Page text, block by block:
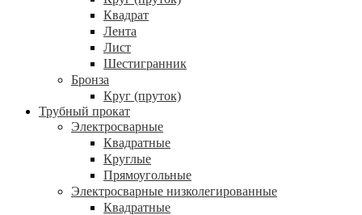
Квадрат
Лента
Лист
Шестигранник
Бронза
Круг (пруток)
Трубный прокат
Электросварные
Квадратные
Круглые
Прямоугольные
Электросварные низколегированные
Квадратные